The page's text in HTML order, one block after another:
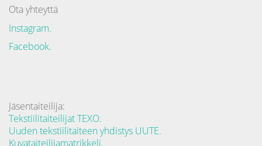
Ota yhteyttä
Instagram.
Facebook.
Jäsentaiteilija:
Tekstiilitaiteilijat TEXO.
Uuden tekstiilitaiteen yhdistys UUTE.
Kuvataiteilijamatrikkeli.